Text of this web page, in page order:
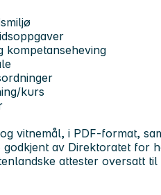
kompetanseheving
kurs
vitnemål, i PDF-format,
av Direktoratet for
attester oversatt